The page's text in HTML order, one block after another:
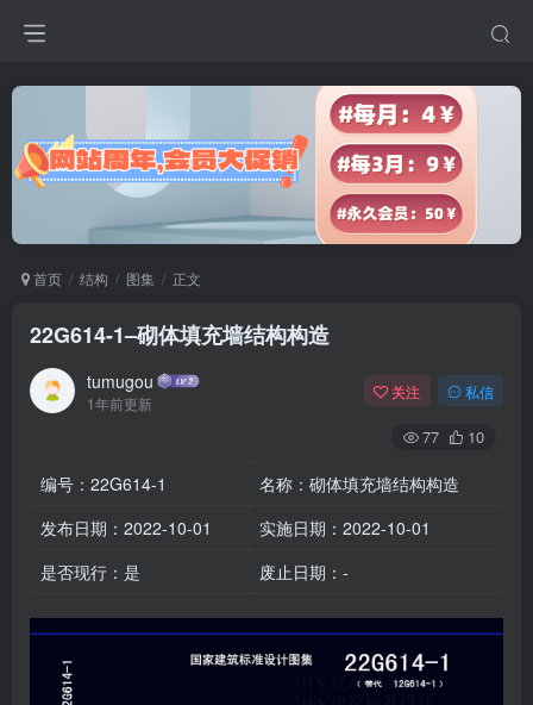
首页 结构 图集 正文
22G614-1–砌体填充墙结构构造
tumugou
1年前更新
关注 私信
77 10
编号：22G614-1
名称：砌体填充墙结构构造
发布日期：2022-10-01
实施日期：2022-10-01
是否现行：是
废止日期：-